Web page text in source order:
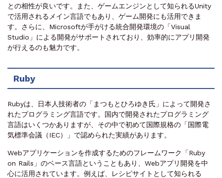
との相性が良いです。また、ゲームエンジンとして知られるUnity
で活用されるメイン言語でもあり、ゲーム開発にも活用できま
す。さらに、Microsoftが手がける統合開発環境の「Visual
Studio」による開発がサポートされており、効率的にアプリ開発
が行えるのも魅力です。
Ruby
Rubyは、日本人技術者の「まつもとひろゆき氏」によって開発さ
れたプログラミング言語です。国内で開発されたプログラミング
言語はいくつかありますが、その中で初めて国際規格の「国際電
気標準会議（IEC）」で認められた実績があります。
Webアプリケーションを作成するためのフレームワーク「Ruby
on Rails」のベース言語ということもあり、Webアプリ開発を中
心に活用されています。例えば、レシピサイトとして知られる